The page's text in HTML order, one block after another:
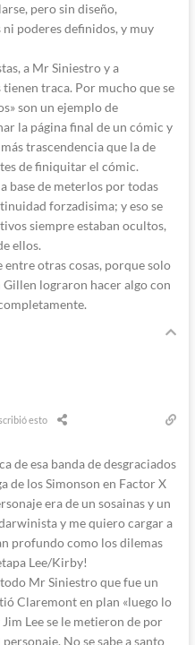
pero sin diseño,
poderes definidos, y muy
a Mr Siniestro y a
traca. Por mucho que se
son un ejemplo de
la página final de un cómic y
trascendencia que la de
de finiquitar el cómic.
base de meterlos por todas
forzadisima; y eso se
siempre estaban ocultos,
ellos.
entre otras cosas, porque solo
lograron hacer algo con
esto
de esa banda de desgraciados
de los Simonson en Factor X
era de un sosainas y un
y me quiero cargar a
profundo como los dilemas
Lee/Kirby!
Mr Siniestro que fue un
Claremont en plan «luego lo
Lee se le metieron de por
No se sabe a santo